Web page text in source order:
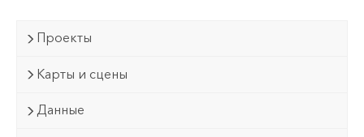
Проекты
Карты и сцены
Данные